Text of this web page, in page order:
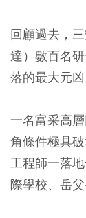
回顧過去，
達）數百名
落的最大元凶
一名富采高
角條件極具
工程師一落
際學校、岳